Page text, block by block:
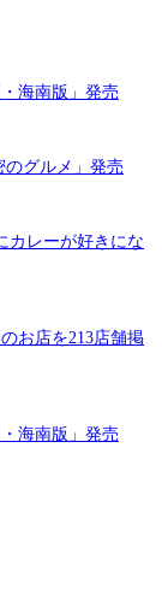
海南版」発売
のグルメ」発売
カレーが好きにな
お店を213店舗掲
海南版」発売